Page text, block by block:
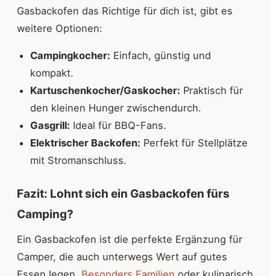
Gasbackofen das Richtige für dich ist, gibt es
weitere Optionen:
Campingkocher: Einfach, günstig und
kompakt.
Kartuschenkocher/Gaskocher: Praktisch für
den kleinen Hunger zwischendurch.
Gasgrill: Ideal für BBQ-Fans.
Elektrischer Backofen: Perfekt für Stellplätze
mit Stromanschluss.
Fazit: Lohnt sich ein Gasbackofen fürs
Camping?
Ein Gasbackofen ist die perfekte Ergänzung für
Camper, die auch unterwegs Wert auf gutes